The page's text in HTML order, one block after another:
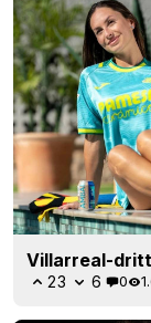
Villarreal-
23 6 0